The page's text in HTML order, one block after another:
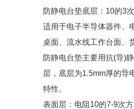
防静电台垫底层：10的3
适用于电子半导体器件、
桌面、流水线工作台面、
防静电台垫主要用抗(导)
层，底层为1.5mm厚的导
特性。
表面层：电阻10的7-9次